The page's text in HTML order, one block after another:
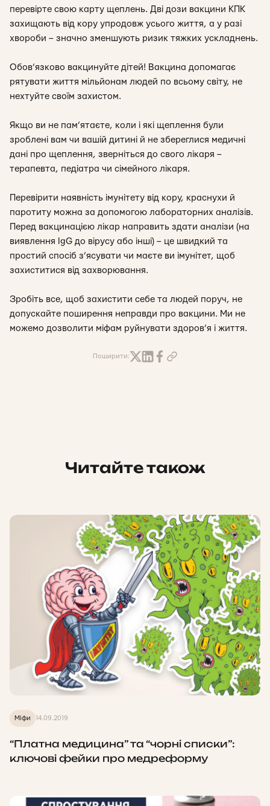
перевірте свою карту щеплень. Дві дози вакцини КПК
захищають від кору упродовж усього життя, а у разі
хвороби – значно зменшують ризик тяжких ускладнень.
Обов’язково вакцинуйте дітей! Вакцина допомагає
рятувати життя мільйонам людей по всьому світу, не
нехтуйте своїм захистом.
Якщо ви не пам’ятаєте, коли і які щеплення були
зроблені вам чи вашій дитині й не збереглися медичні
дані про щеплення, зверніться до свого лікаря –
терапевта, педіатра чи сімейного лікаря.
Перевірити наявність імунітету від кору, краснухи й
паротиту можна за допомогою лабораторних аналізів.
Перед вакцинацією лікар направить здати аналізи (на
виявлення IgG до вірусу або інші) – це швидкий та
простий спосіб з’ясувати чи маєте ви імунітет, щоб
захиститися від захворювання.
Зробіть все, щоб захистити себе та людей поруч, не
допускайте поширення неправди про вакцини. Ми не
можемо дозволити міфам руйнувати здоров’я і життя.
Поширити:
Читайте також
Міфи 14.09.2019
“Платна медицина” та “чорні списки”:
ключові фейки про медреформу